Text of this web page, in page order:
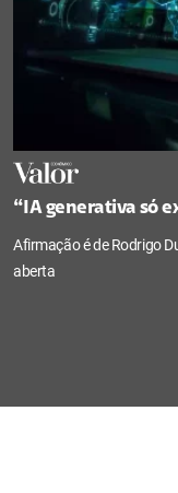
“IA generativa só
Afirmação é de Rodrigo
aberta